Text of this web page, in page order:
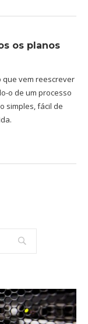
os planos
que vem reescrever
o de um processo
simples, fácil de